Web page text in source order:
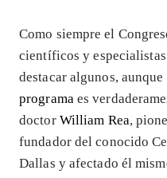
Como siempre el
científicos y
destacar algunos,
programa es
doctor William Rea,
fundador del conocido
Dallas y afectado él